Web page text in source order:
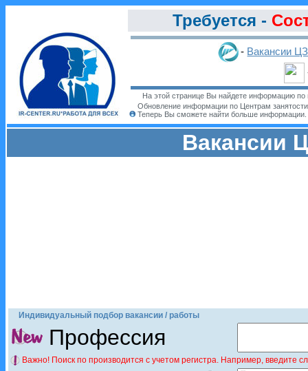
Требуется -
- Вакансии
На этой странице Вы найдете информацию по
Обновление информации по Центрам
Теперь Вы сможете найти больше информации.
Вакансии
Индивидуальный подбор вакансии / работы
Профессия
Важно! Поиск по производится с учетом регистра. Например,